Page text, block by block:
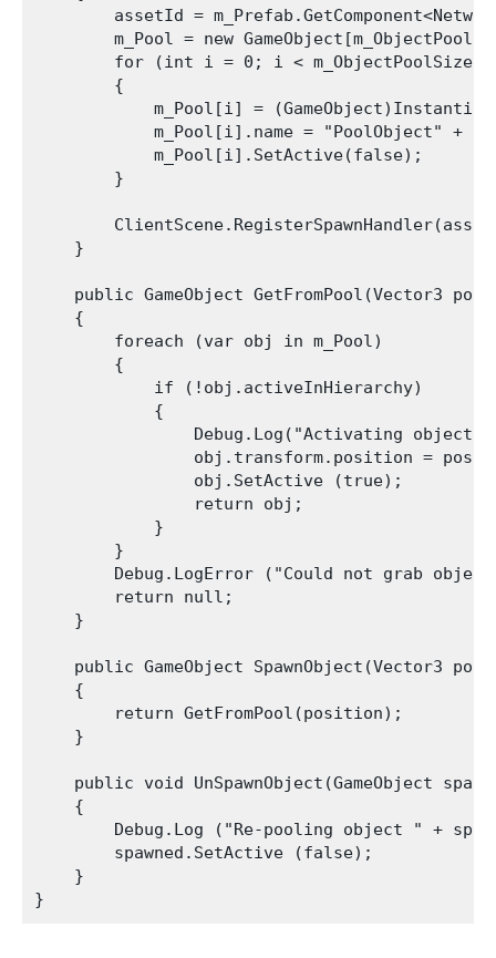
assetId =
m_Pool = new
for (int i = 0; i < m_ObjectPoolSize;
        {
m_Pool[i] =
            m_Pool[i].name = "PoolObject" + i;
            m_Pool[i].SetActive(false);
        }
    }
public GameObject GetFromPool(Vector3
    {
        foreach (var obj in m_Pool)
        {
            if (!obj.activeInHierarchy)
            {
Debug.Log("Activating object
obj.transform.position =
                obj.SetActive (true);
                return obj;
            }
        }
Debug.LogError ("Could not grab
        return null;
    }
public GameObject SpawnObject(Vector3
    {
        return GetFromPool(position);
    }
public void UnSpawnObject(GameObject
    {
Debug.Log ("Re-pooling object " +
        spawned.SetActive (false);
    }